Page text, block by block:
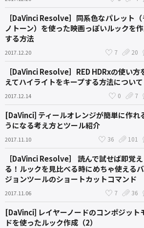
［DaVinci Resolve］同系色なパレット（
ノトーン）を使った映画っぽいルックを
する方法
2017.12.20 7 20
［DaVinci Resolve］RED HDRxの使い方
えてハイライトをキープする方法について
2017.12.14 0 7
[DaVinci] ティールオレンジが簡単に作れ
うになる考え方とツール紹介
2017.11.10 36 101
［DaVinci Resolve］ 読んで試せば即覚え
る！ルックを見比べる時にめちゃ使える
ジョンツールのショートカットコマンド
2017.11.06 7 36
[DaVinci] レイヤーノードのコンポジット
ドを使ったルック作成（2）